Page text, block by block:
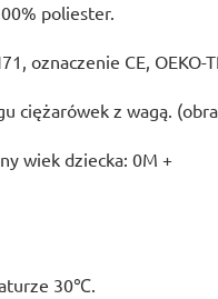
poliester.
oznaczenie CE, OEKO-
ciężarówek z wagą.
wiek dziecka: 0M +
30℃.